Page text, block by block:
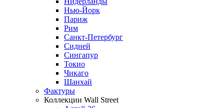
Нью-Йорк
Париж
Рим
Санкт-Петербург
Сидней
Сингапур
Токио
Чикаго
Шанхай
Фактуры
Коллекции Wall Street